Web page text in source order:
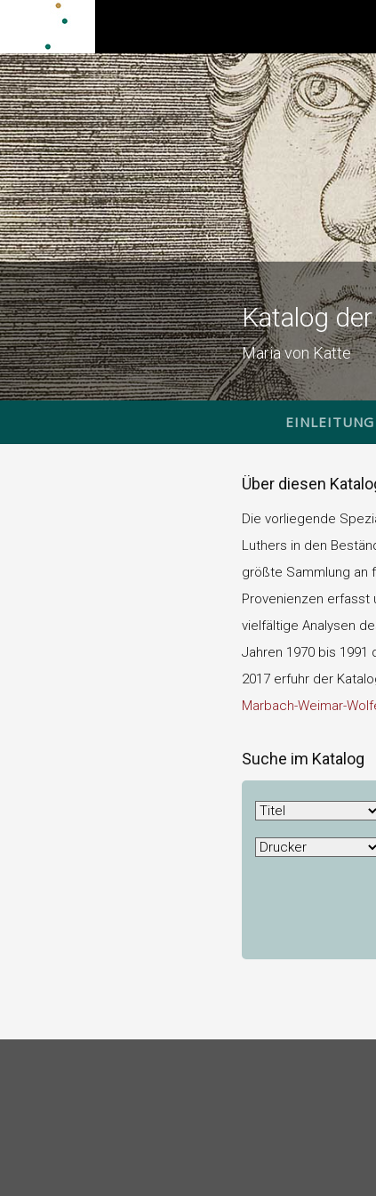
Katalog
Maria von Katte
EINLEITUNG
Über diesen
Die vorliegende
Luthers in den
größte Sammlung an
Provenienzen erfasst
vielfältige Analysen
Jahren 1970 bis 1991
2017 erfuhr der
Marbach-Weimar-
Suche im Katalog